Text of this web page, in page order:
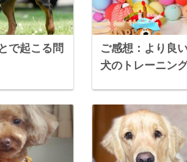
で起こる問
ご感想：より良
犬のトレーニン